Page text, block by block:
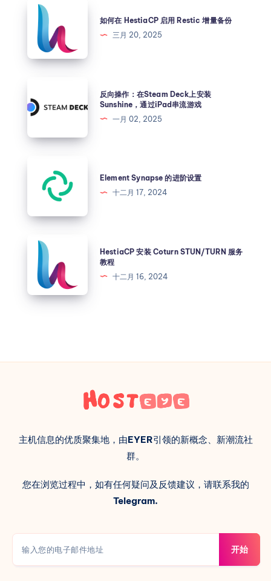
如何在 HestiaCP 启用 Restic 增量备份
三月 20, 2025
反向操作：在Steam Deck上安装
Sunshine，通过iPad串流游戏
一月 02, 2025
Element Synapse 的进阶设置
十二月 17, 2024
HestiaCP 安装 Coturn STUN/TURN 服务
教程
十二月 16, 2024
主机信息的优质聚集地，由EYER引领的新概念、新潮流社
群。
您在浏览过程中，如有任何疑问及反馈建议，请联系我的
Telegram.
开始